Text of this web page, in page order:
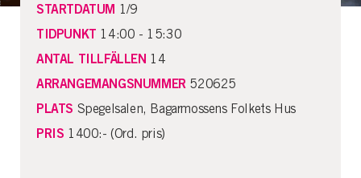
STARTDATUM 1/9
TIDPUNKT 14:00 - 15:30
ANTAL TILLFÄLLEN 14
ARRANGEMANGSNUMMER520625
PLATS Spegelsalen, Bagarmossens Folkets Hus
PRIS 1400:- (Ord. pris)